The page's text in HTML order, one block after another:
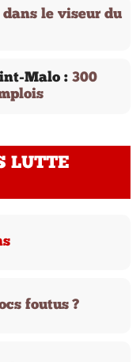
dans le viseur du
Malo : 300
LUTTE
foutus ?